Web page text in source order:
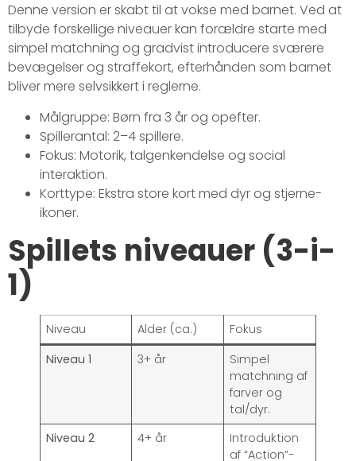
Denne version er skabt til at vokse med barnet. Ved at
tilbyde forskellige niveauer kan forældre starte med
simpel matchning og gradvist introducere sværere
bevægelser og straffekort, efterhånden som barnet
bliver mere selvsikkert i reglerne.
Målgruppe: Børn fra 3 år og opefter.
Spillerantal: 2–4 spillere.
Fokus: Motorik, talgenkendelse og social
interaktion.
Korttype: Ekstra store kort med dyr og stjerne-
ikoner.
Spillets niveauer (3-i-
1)
Niveau Alder (ca.)
Fokus
Niveau 1
3+ år
Simpel
matchning af
farver og
tal/dyr.
Niveau 2
4+ år
Introduktion
af “Action”-